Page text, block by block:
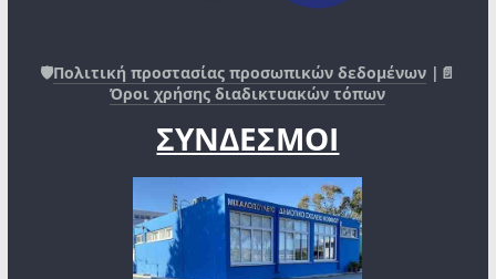
🛡️Πολιτική προστασίας προσωπικών δεδομένων |📄
Όροι χρήσης διαδικτυακών τόπων
ΣΥΝΔΕΣΜΟΙ